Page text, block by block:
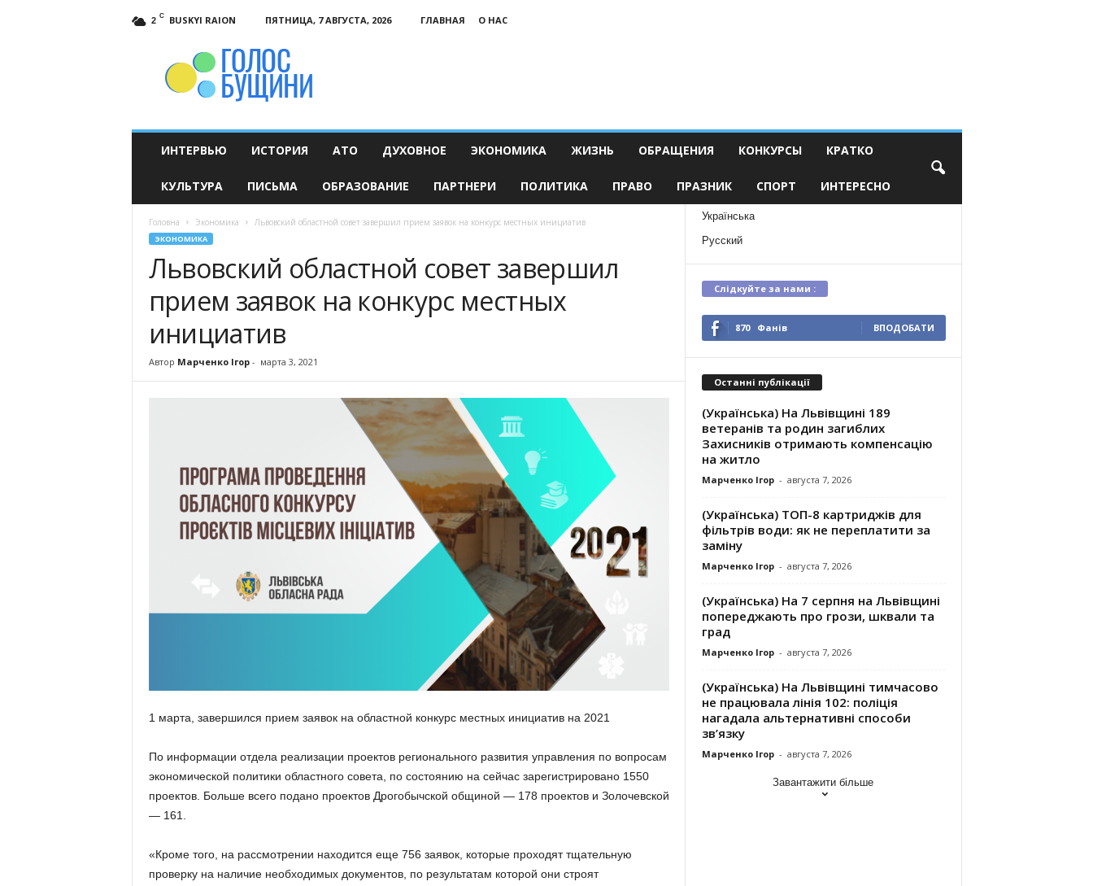
2 C BUSKYI RAION ПЯТНИЦА, 7 АВГУСТА, 2026 ГЛАВНАЯ
О НАС
ИНТЕРВЬЮ ИСТОРИЯ АТО ДУХОВНОЕ ЭКОНОМИКА ЖИЗНЬ ОБРАЩЕНИЯ КОНКУРСЫ КРАТКО
КУЛЬТУРА ПИСЬМА ОБРАЗОВАНИЕ ПАРТНЕРИ ПОЛИТИКА ПРАВО ПРАЗНИК СПОРТ ИНТЕРЕСНО
Головна Экономика Львовский областной совет завершил прием заявок на конкурс местных инициатив
ЭКОНОМИКА
Львовский областной совет завершил
прием заявок на конкурс местных
инициатив
Автор Марченко Ігор- марта 3, 2021
1 марта, завершился прием заявок на областной конкурс местных инициатив на 2021
По информации отдела реализации проектов регионального развития управления по вопросам
экономической политики областного совета, по состоянию на сейчас зарегистрировано 1550
проектов. Больше всего подано проектов Дрогобычской общиной — 178 проектов и Золочевской
— 161.
«Кроме того, на рассмотрении находится еще 756 заявок, которые проходят тщательную
проверку на наличие необходимых документов, по результатам которой они строят
Українська
Русский
Слідкуйте за нами :
870 Фанів ВПОДОБАТИ
Останні публікації
(Українська) На Львівщині 189
ветеранів та родин загиблих
Захисників отримають компенсацію
на житло
Марченко Ігор - августа 7, 2026
(Українська) ТОП-8 картриджів для
фільтрів води: як не переплатити за
заміну
Марченко Ігор - августа 7, 2026
(Українська) На 7 серпня на Львівщині
попереджають про грози, шквали та
град
Марченко Ігор - августа 7, 2026
(Українська) На Львівщині тимчасово
не працювала лінія 102: поліція
нагадала альтернативні способи
зв’язку
Марченко Ігор - августа 7, 2026
Завантажити більше